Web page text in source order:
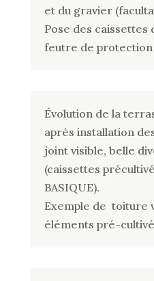
et du gravier
Pose des caissettes
feutre de
Évolution de la
après installation
joint visible, belle
(caissettes
BASIQUE).
Exemple de toiture
éléments pré-